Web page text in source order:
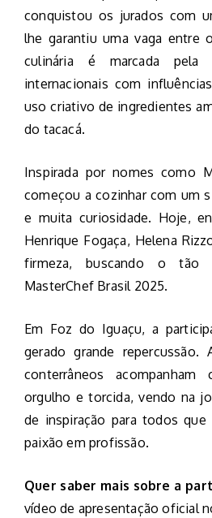
conquistou os jurados com
lhe garantiu uma vaga entre
culinária é marcada pela
internacionais com
uso criativo de ingredientes
do tacacá.
Inspirada por nomes como
começou a cozinhar com um
e muita curiosidade. Hoje,
Henrique Fogaça, Helena
firmeza, buscando o tão
MasterChef Brasil 2025.
Em Foz do Iguaçu, a
gerado grande repercussão.
conterrâneos
orgulho e torcida, vendo na
de inspiração para todos que
paixão em profissão.
Quer saber mais sobre a
vídeo de apresentação oficial